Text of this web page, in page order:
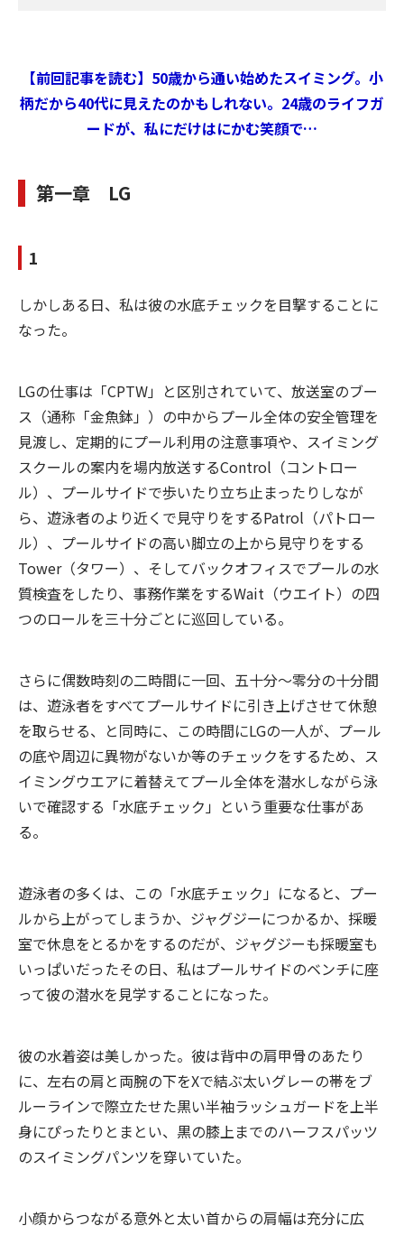
【前回記事を読む】50歳から通い始めたスイミング。小
柄だから40代に見えたのかもしれない。24歳のライフガ
ードが、私にだけはにかむ笑顔で…
第一章 LG
1
しかしある日、私は彼の水底チェックを目撃することに
なった。
LGの仕事は「CPTW」と区別されていて、放送室のブー
ス（通称「金魚鉢」）の中からプール全体の安全管理を
見渡し、定期的にプール利用の注意事項や、スイミング
スクールの案内を場内放送するControl（コントロー
ル）、プールサイドで歩いたり立ち止まったりしなが
ら、遊泳者のより近くで見守りをするPatrol（パトロー
ル）、プールサイドの高い脚立の上から見守りをする
Tower（タワー）、そしてバックオフィスでプールの水
質検査をしたり、事務作業をするWait（ウエイト）の四
つのロールを三十分ごとに巡回している。
さらに偶数時刻の二時間に一回、五十分～零分の十分間
は、遊泳者をすべてプールサイドに引き上げさせて休憩
を取らせる、と同時に、この時間にLGの一人が、プール
の底や周辺に異物がないか等のチェックをするため、ス
イミングウエアに着替えてプール全体を潜水しながら泳
いで確認する「水底チェック」という重要な仕事があ
る。
遊泳者の多くは、この「水底チェック」になると、プー
ルから上がってしまうか、ジャグジーにつかるか、採暖
室で休息をとるかをするのだが、ジャグジーも採暖室も
いっぱいだったその日、私はプールサイドのベンチに座
って彼の潜水を見学することになった。
彼の水着姿は美しかった。彼は背中の肩甲骨のあたり
に、左右の肩と両腕の下をXで結ぶ太いグレーの帯をブ
ルーラインで際立たせた黒い半袖ラッシュガードを上半
身にぴったりとまとい、黒の膝上までのハーフスパッツ
のスイミングパンツを穿いていた。
小顔からつながる意外と太い首からの肩幅は充分に広